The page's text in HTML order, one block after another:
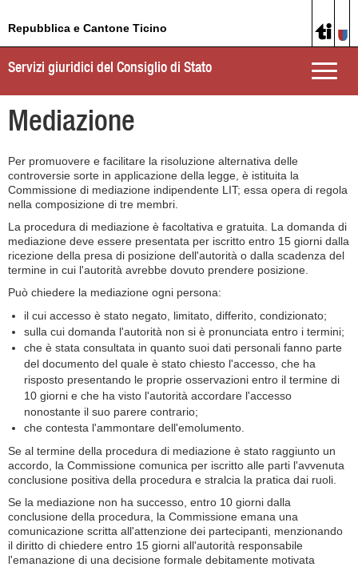
Repubblica e Cantone Ticino
Toggle
Servizi giuridici del Consiglio di Stato
Mediazione
Per promuovere e facilitare la risoluzione alternativa delle
controversie sorte in applicazione della legge, è istituita la
Commissione di mediazione indipendente LIT; essa opera di regola
nella composizione di tre membri.
La procedura di mediazione è facoltativa e gratuita. La domanda di
mediazione deve essere presentata per iscritto entro 15 giorni dalla
ricezione della presa di posizione dell'autorità o dalla scadenza del
termine in cui l'autorità avrebbe dovuto prendere posizione.
Può chiedere la mediazione ogni persona:
il cui accesso è stato negato, limitato, differito, condizionato;
sulla cui domanda l'autorità non si è pronunciata entro i termini;
che è stata consultata in quanto suoi dati personali fanno parte
del documento del quale è stato chiesto l'accesso, che ha
risposto presentando le proprie osservazioni entro il termine di
10 giorni e che ha visto l'autorità accordare l'accesso
nonostante il suo parere contrario;
che contesta l'ammontare dell'emolumento.
Se al termine della procedura di mediazione è stato raggiunto un
accordo, la Commissione comunica per iscritto alle parti l'avvenuta
conclusione positiva della procedura e stralcia la pratica dai ruoli.
Se la mediazione non ha successo, entro 10 giorni dalla
conclusione della procedura, la Commissione emana una
comunicazione scritta all'attenzione dei partecipanti, menzionando
il diritto di chiedere entro 15 giorni all'autorità responsabile
l'emanazione di una decisione formale debitamente motivata